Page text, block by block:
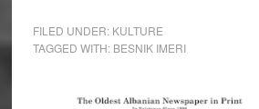
FILED UNDER: KULTURE
TAGGED WITH: BESNIK IMERI